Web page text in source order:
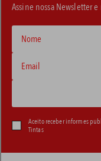
Assine nossa Newsletter
Aceito receber informes
Tintas